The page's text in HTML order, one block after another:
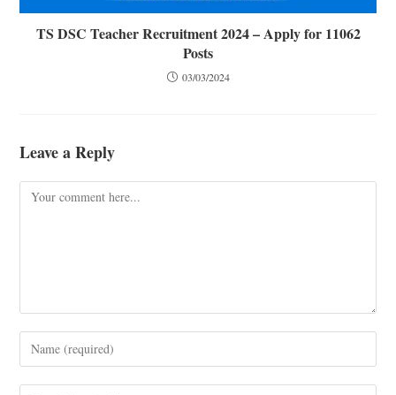
TS DSC Teacher Recruitment 2024 – Apply for 11062
Posts
03/03/2024
Leave a Reply